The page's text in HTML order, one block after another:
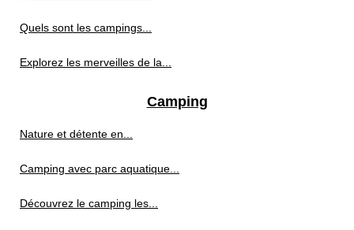
Quels sont les campings...
Explorez les merveilles de la...
Camping
Nature et détente en...
Camping avec parc aquatique...
Découvrez le camping les...